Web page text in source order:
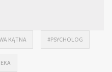
KĄTNA #PSYCHOLOG